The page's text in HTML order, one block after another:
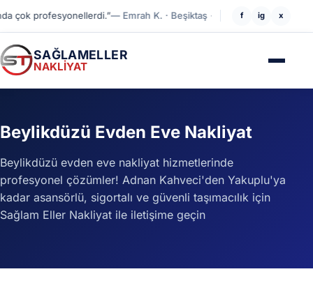
çok profesyonellerdi.”— Emrah K. · Beşiktaş → Levent “Beşiktaş'tan
f ig x
SAĞLAMELLER
NAKLİYAT
Beylikdüzü Evden Eve Nakliyat
Beylikdüzü evden eve nakliyat hizmetlerinde
profesyonel çözümler! Adnan Kahveci'den Yakuplu'ya
kadar asansörlü, sigortalı ve güvenli taşımacılık için
Sağlam Eller Nakliyat ile iletişime geçin